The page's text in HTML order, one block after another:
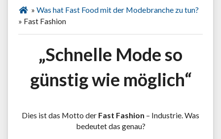
» Was hat Fast Food mit der Modebranche zu tun?
» Fast Fashion
„Schnelle Mode so
günstig wie möglich“
Dies ist das Motto der Fast Fashion – Industrie. Was
bedeutet das genau?